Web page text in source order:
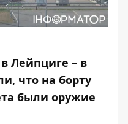
Лейпциге – в
что на борту
были оружие